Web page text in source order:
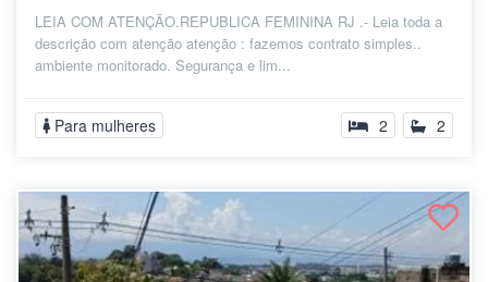
LEIA COM ATENÇÃO.REPUBLICA FEMININA RJ .- Leia toda a
descrição com atenção atenção : fazemos contrato simples..
ambiente monitorado. Segurança e lim...
Para mulheres 2 2